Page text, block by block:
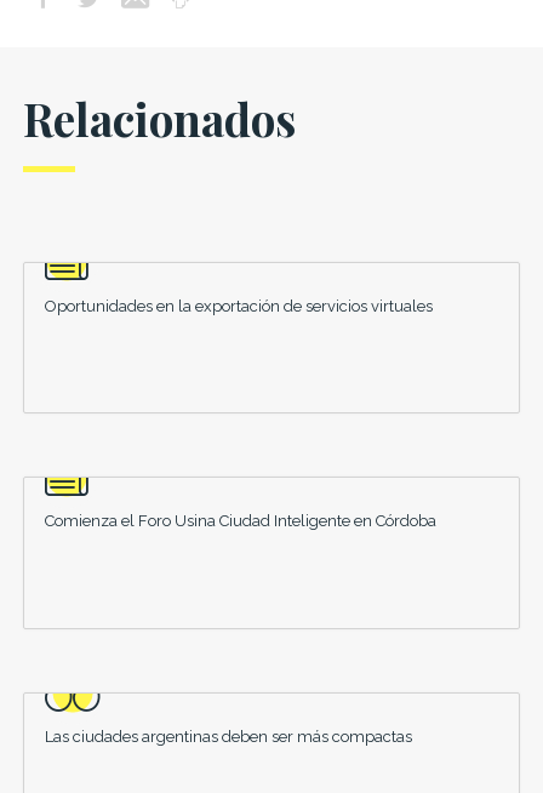
Relacionados
Oportunidades en la exportación de servicios virtuales
Comienza el Foro Usina Ciudad Inteligente en Córdoba
Las ciudades argentinas deben ser más compactas